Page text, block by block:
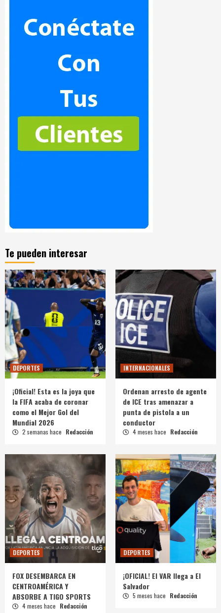
Te pueden interesar
DEPORTES
¡Oficial! Esta es la joya que
la FIFA acaba de coronar
como el Mejor Gol del
Mundial 2026
2 semanas hace Redacción
INTERNACIONALES
Ordenan arresto de agente
de ICE tras amenazar a
punta de pistola a un
conductor
4 meses hace Redacción
DEPORTES
FOX DESEMBARCA EN
CENTROAMÉRICA Y
ABSORBE A TIGO SPORTS
4 meses hace Redacción
DEPORTES
¡OFICIAL! El VAR llega a El
Salvador
5 meses hace Redacción